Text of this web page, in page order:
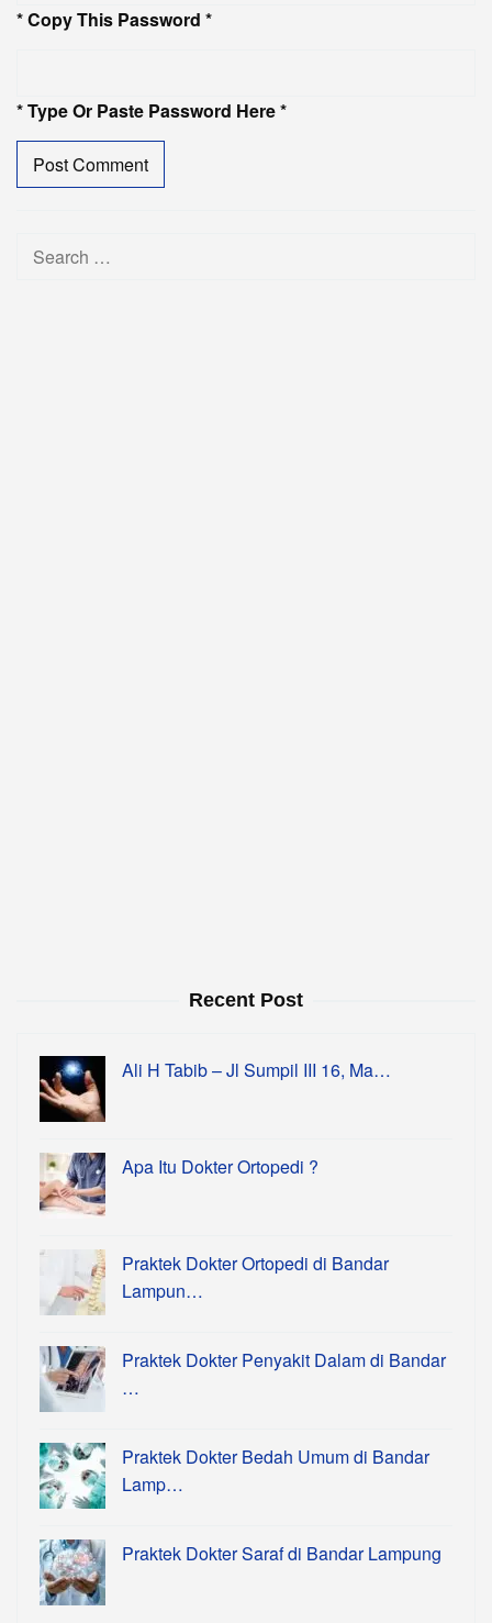
* Copy This Password *
* Type Or Paste Password Here *
Search
Recent Post
Ali H Tabib – Jl Sumpil III 16, Ma…
Apa Itu Dokter Ortopedi ?
Praktek Dokter Ortopedi di Bandar
Lampun…
Praktek Dokter Penyakit Dalam di Bandar
…
Praktek Dokter Bedah Umum di Bandar
Lamp…
Praktek Dokter Saraf di Bandar Lampung